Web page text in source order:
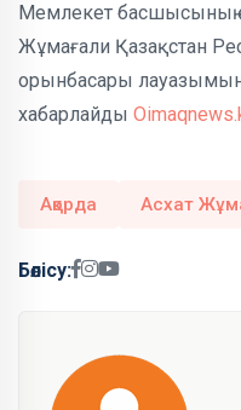
Мемлекет басшысының
Жұмағали Қазақстан
орынбасары
хабарлайды
Ақорда Асхат
Бөлісу: